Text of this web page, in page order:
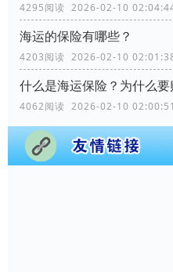
4295阅读 2026-02-10
海运的保险有哪些？
4203阅读 2026-02-10
4062阅读 2026-02-10 02:00:51